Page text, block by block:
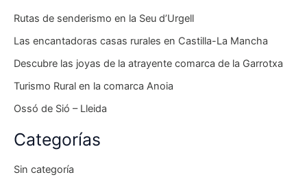
Rutas de senderismo en la Seu d’Urgell
Las encantadoras casas rurales en Castilla-La Mancha
Descubre las joyas de la atrayente comarca de la Garrotxa
Turismo Rural en la comarca Anoia
Ossó de Sió – Lleida
Categorías
Sin categoría